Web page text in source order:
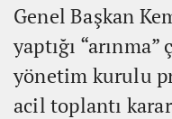
Genel Başkan
yaptığı “arınma”
yönetim kurulu
acil toplantı